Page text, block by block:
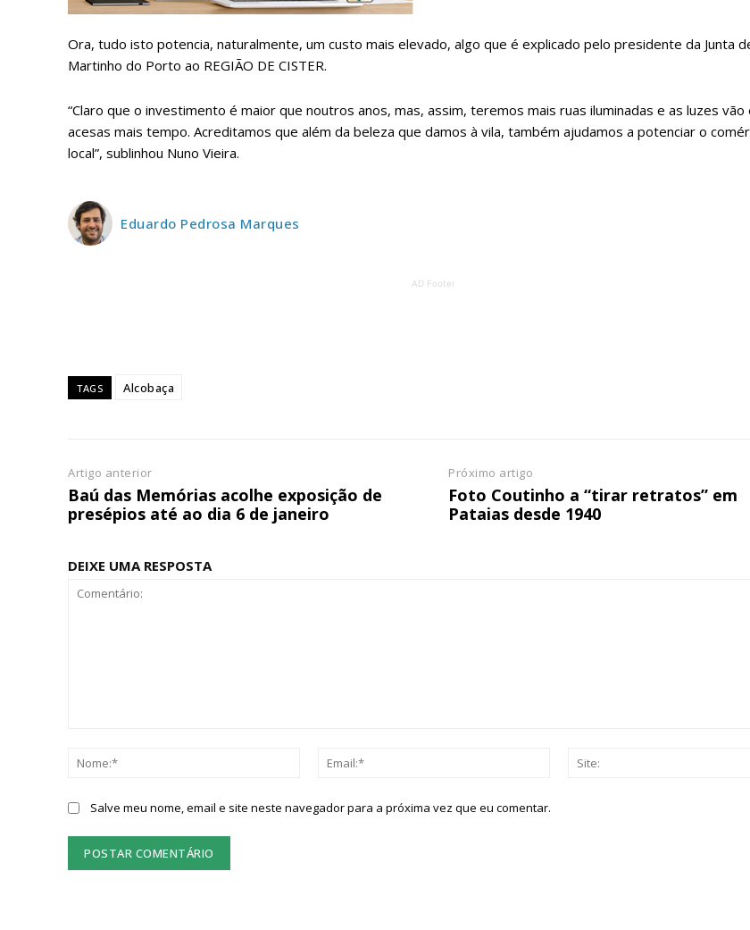
32€
Edição em papel entregue à Quinta-feira
Acesso aos conteúdos Exclusivos para
Ofertas
Ora, tudo isto potencia, naturalmente, um custo mais elevado, algo que é explicado pelo presidente da Junta
Martinho do Porto ao REGIÃO DE CISTER.
“Claro que o investimento é maior que noutros anos, mas, assim, teremos mais ruas iluminadas e as luzes
acesas mais tempo. Acreditamos que além da beleza que damos à vila, também ajudamos a potenciar o
local”, sublinhou Nuno Vieira.
Eduardo Pedrosa Marques
AD Footer
TAGS Alcobaça
Artigo anterior
Baú das Memórias acolhe exposição de
presépios até ao dia 6 de janeiro
Próximo artigo
Foto Coutinho a “tirar retratos” em
Pataias desde 1940
DEIXE UMA RESPOSTA
Nome:*
Email:*
Salve meu nome, email e site neste navegador para a próxima vez que eu comentar.